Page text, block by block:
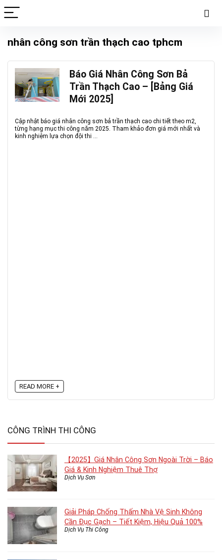
nhân công sơn trần thạch cao tphcm
Báo Giá Nhân Công Sơn Bả
Trần Thạch Cao – [Bảng Giá
Mới 2025]
Cập nhật báo giá nhân công sơn bả trần thạch cao chi tiết theo m2,
từng hạng mục thi công năm 2025. Tham khảo đơn giá mới nhất và
kinh nghiệm lựa chọn đội thi ...
READ MORE +
CÔNG TRÌNH THI CÔNG
【2025】Giá Nhân Công Sơn Ngoài Trời – Báo
Giá & Kinh Nghiệm Thuê Thợ
Dịch Vụ Sơn
Giải Pháp Chống Thấm Nhà Vệ Sinh Không
Cần Đục Gạch – Tiết Kiệm, Hiệu Quả 100%
Dịch Vụ Thi Công